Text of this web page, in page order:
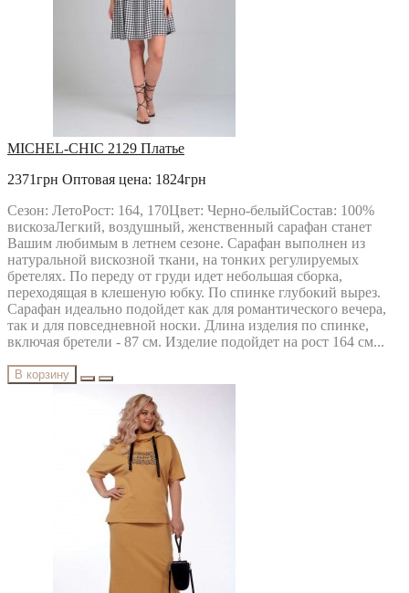
MICHEL-CHIC 2129 Платье
2371грн Оптовая цена: 1824грн
Сезон: ЛетоРост: 164, 170Цвет: Черно-белыйСостав: 100%
вискозаЛегкий, воздушный, женственный сарафан станет
Вашим любимым в летнем сезоне. Сарафан выполнен из
натуральной вискозной ткани, на тонких регулируемых
бретелях. По переду от груди идет небольшая сборка,
переходящая в клешеную юбку. По спинке глубокий вырез.
Сарафан идеально подойдет как для романтического вечера,
так и для повседневной носки. Длина изделия по спинке,
включая бретели - 87 см. Изделие подойдет на рост 164 см...
В корзину